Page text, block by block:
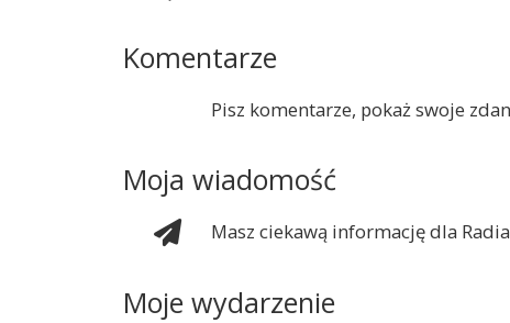
Komentarze
Pisz komentarze, pokaż swoje
Moja wiadomość
Masz ciekawą informację dla Radia
Moje wydarzenie